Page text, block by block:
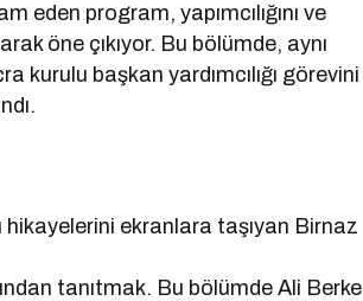
program, yapımcılığını ve
öne çıkıyor. Bu bölümde, aynı
başkan yardımcılığı görevini
ekranlara taşıyan Birnaz
tanıtmak. Bu bölümde Ali Berke